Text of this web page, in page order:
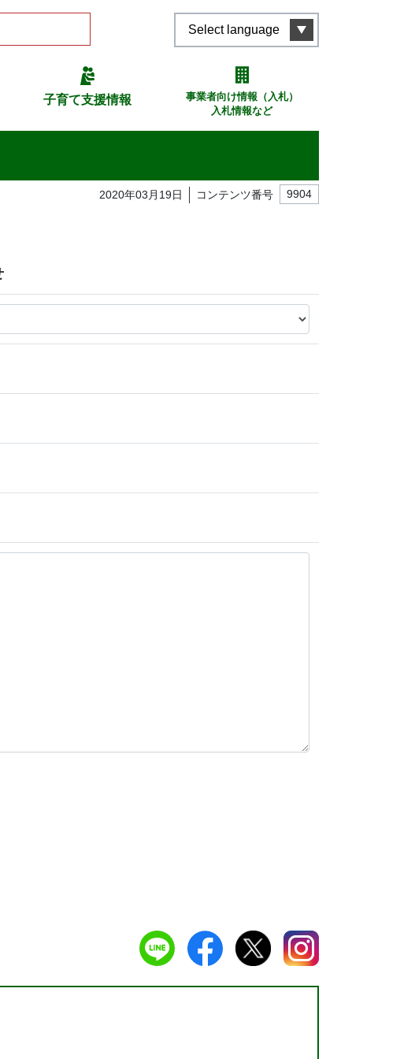
Select language
子育て支援情報
事業者向け情報（入札）
入札情報など
2020年03月19日 コンテンツ番号 9904